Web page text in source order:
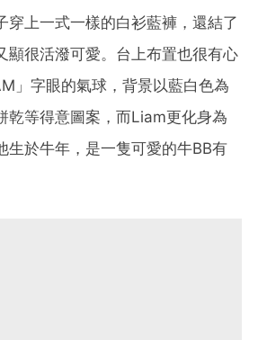
穿上一式一樣的白衫藍褲，還結了
顯很活潑可愛。台上布置也很有心
」字眼的氣球，背景以藍白色為
乾等得意圖案，而Liam更化身為
生於牛年，是一隻可愛的牛BB有